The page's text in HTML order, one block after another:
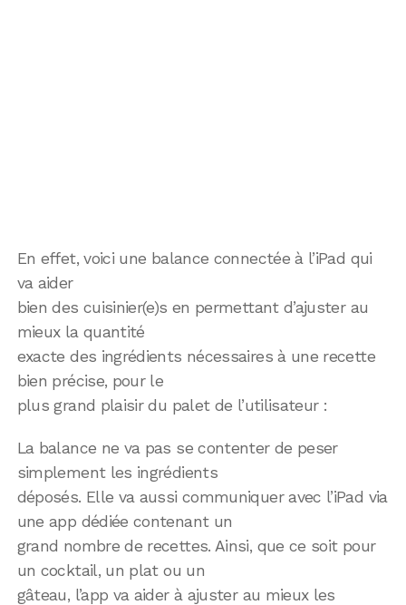
En effet, voici une balance connectée à l’iPad qui
va aider
bien des cuisinier(e)s en permettant d’ajuster au
mieux la quantité
exacte des ingrédients nécessaires à une recette
bien précise, pour le
plus grand plaisir du palet de l’utilisateur :
La balance ne va pas se contenter de peser
simplement les ingrédients
déposés. Elle va aussi communiquer avec l’iPad via
une app dédiée contenant un
grand nombre de recettes. Ainsi, que ce soit pour
un cocktail, un plat ou un
gâteau, l’app va aider à ajuster au mieux les